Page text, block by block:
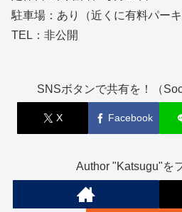
駐車場：あり（近くに有料パーキ
TEL：非公開
SNSボタンで共有を！（
X Facebook
Author "Katsugu"を